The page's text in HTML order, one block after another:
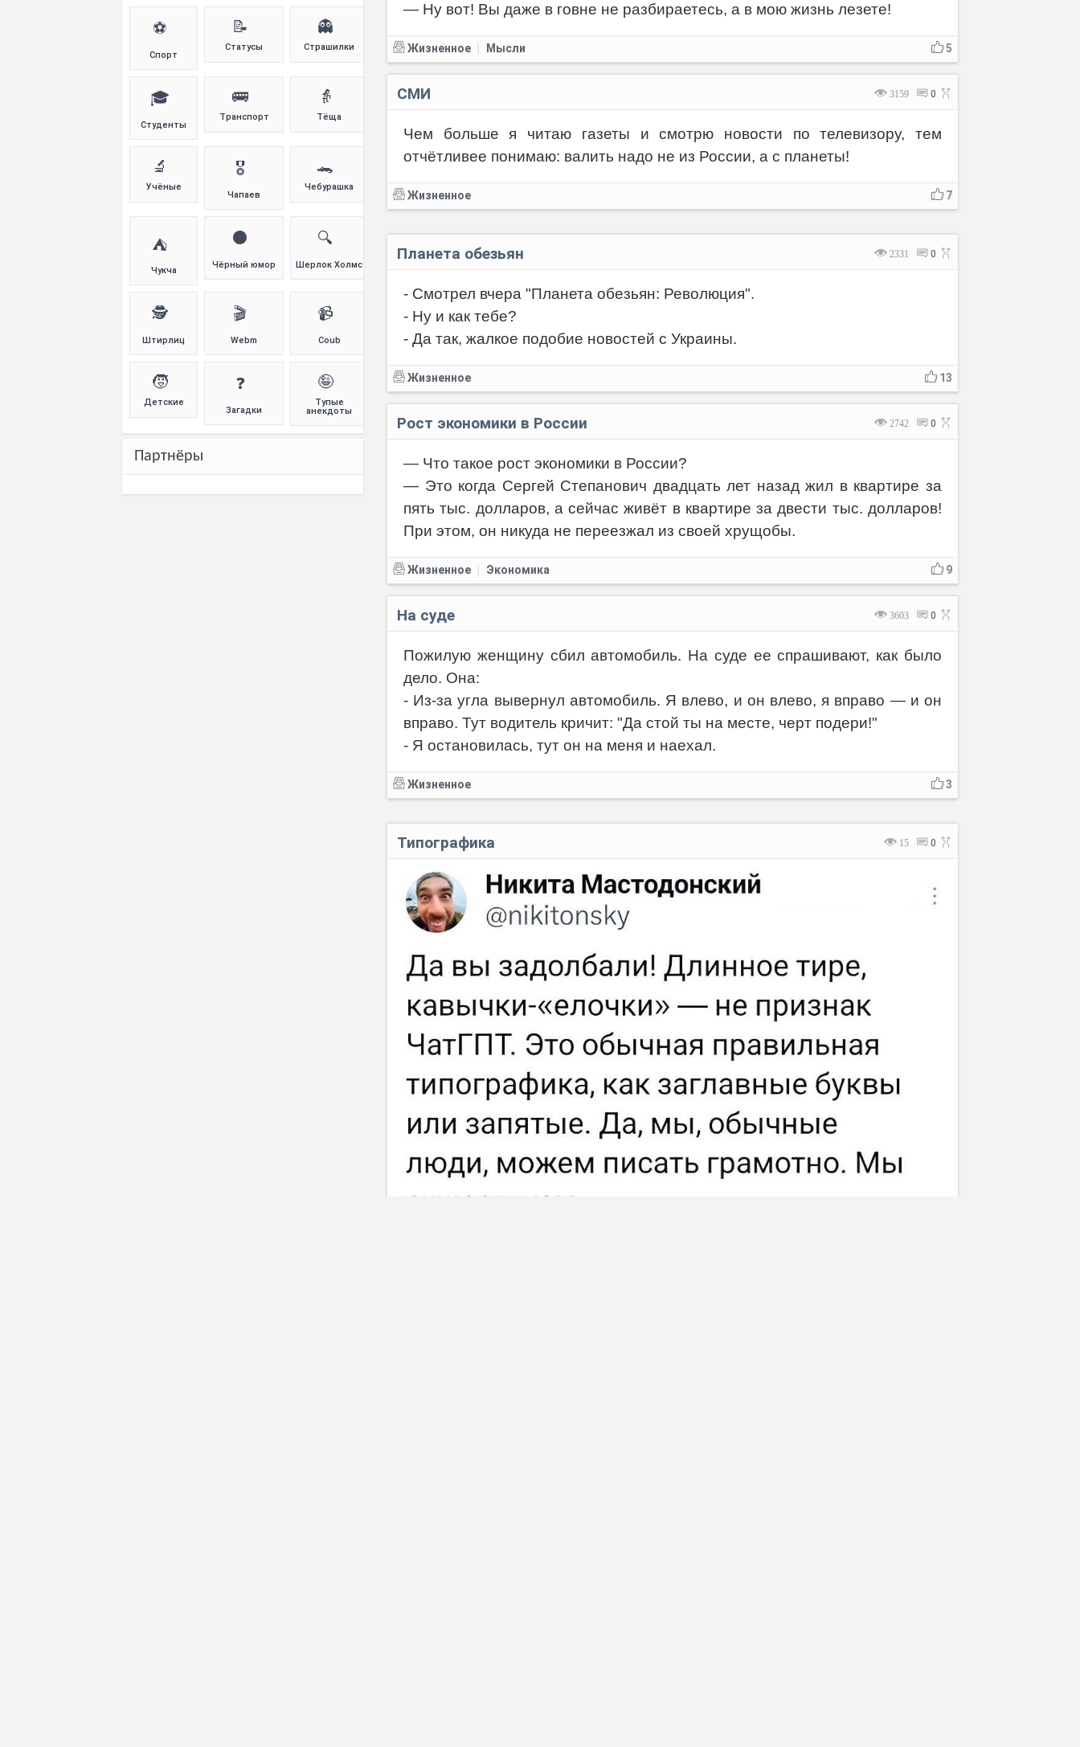
— Ну вот! Вы даже в говне не разбираетесь, а в мою жизнь лезете!
5
Жизненное Мысли
3159 0
СМИ
Чем больше я читаю газеты и смотрю новости по телевизору, тем
отчётливее понимаю: валить надо не из России, а с планеты!
7
Жизненное
2331 0
Планета обезьян
- Смотрел вчера "Планета обезьян: Революция".
- Ну и как тебе?
- Да так, жалкое подобие новостей с Украины.
13
Жизненное
2742 0
Рост экономики в России
— Что такое рост экономики в России?
— Это когда Сергей Степанович двадцать лет назад жил в квартире за
пять тыс. долларов, а сейчас живёт в квартире за двести тыс. долларов!
При этом, он никуда не переезжал из своей хрущобы.
9
Жизненное Экономика
3603 0
На суде
Пожилую женщину сбил автомобиль. На суде ее спрашивают, как было
дело. Она:
- Из-за угла вывернул автомобиль. Я влево, и он влево, я вправо — и он
вправо. Тут водитель кричит: "Да стой ты на месте, черт подери!"
- Я остановилась, тут он на меня и наехал.
3
Жизненное
15 0
Типографика
⚽
Спорт
📝
Статусы
👻
Страшилки
🎓
Студенты
🚌
Транспорт
👵
Тёща
🔬
Учёные
🎖️
Чапаев
🐊
Чебурашка
⛺
Чукча
⚫
Чёрный юмор
🔍
Шерлок Холмс
🕵️
Штирлиц
🎬
Webm
📹
Coub
🧒
Детские
❓
Загадки
🤪
Тупые
анекдоты
Партнёры